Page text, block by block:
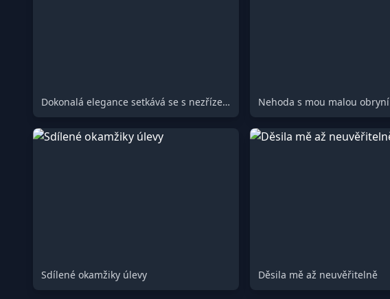
Dokonalá elegance setkává se s nezřízeným chaosem Nehoda s mou malou obryní
Sdílené okamžiky úlevy Děsila mě až neuvěřitelně